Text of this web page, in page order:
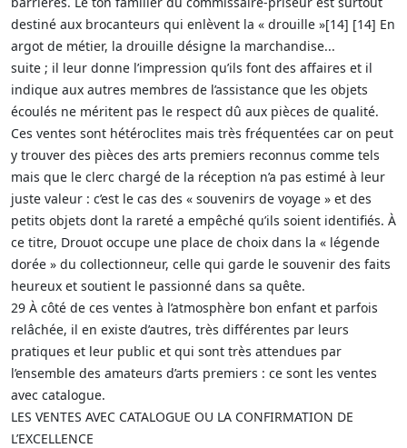
destiné aux brocanteurs qui enlèvent la « drouille »[14] [14] En
argot de métier, la drouille désigne la marchandise...
suite ; il leur donne l’impression qu’ils font des affaires et il
indique aux autres membres de l’assistance que les objets
écoulés ne méritent pas le respect dû aux pièces de qualité.
Ces ventes sont hétéroclites mais très fréquentées car on peut
y trouver des pièces des arts premiers reconnus comme tels
mais que le clerc chargé de la réception n’a pas estimé à leur
juste valeur : c’est le cas des « souvenirs de voyage » et des
petits objets dont la rareté a empêché qu’ils soient identifiés. À
ce titre, Drouot occupe une place de choix dans la « légende
dorée » du collectionneur, celle qui garde le souvenir des faits
heureux et soutient le passionné dans sa quête.
29 À côté de ces ventes à l’atmosphère bon enfant et parfois
relâchée, il en existe d’autres, très différentes par leurs
pratiques et leur public et qui sont très attendues par
l’ensemble des amateurs d’arts premiers : ce sont les ventes
avec catalogue.
LES VENTES AVEC CATALOGUE OU LA CONFIRMATION DE
L’EXCELLENCE